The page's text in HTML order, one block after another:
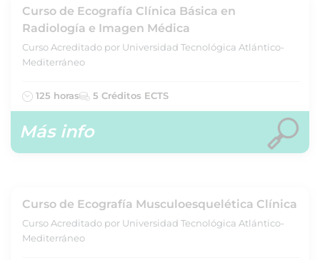
Curso de Ecografía Clínica Básica en
Radiología e Imagen Médica
Curso Acreditado por Universidad Tecnológica Atlántico-
Mediterráneo
125 horas 5 Créditos ECTS
Más info
Curso de Ecografía Musculoesquelética Clínica
Curso Acreditado por Universidad Tecnológica Atlántico-
Mediterráneo